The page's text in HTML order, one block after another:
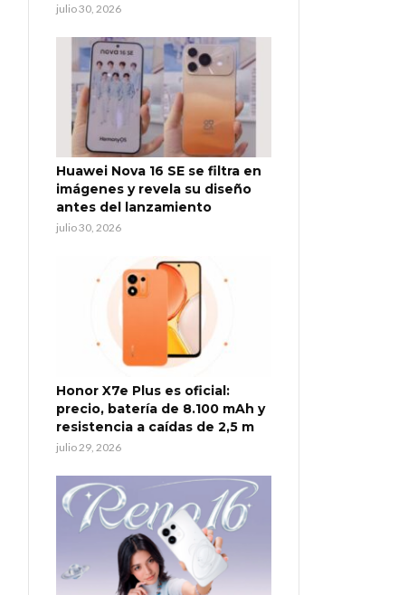
julio 30, 2026
Huawei Nova 16 SE se filtra en
imágenes y revela su diseño
antes del lanzamiento
julio 30, 2026
Honor X7e Plus es oficial:
precio, batería de 8.100 mAh y
resistencia a caídas de 2,5 m
julio 29, 2026